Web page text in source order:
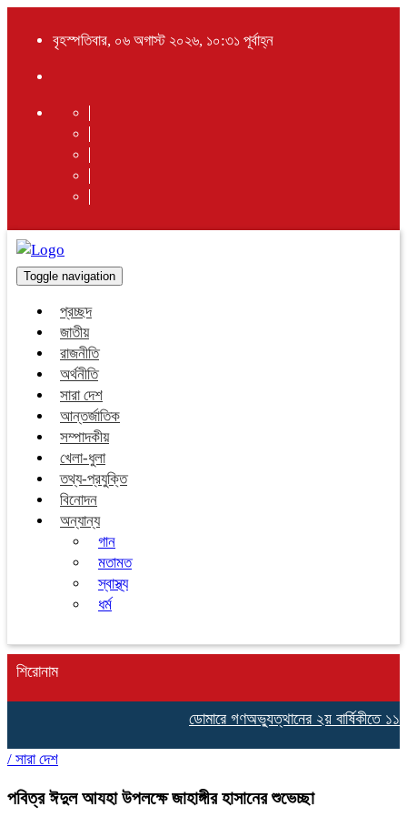
বৃহস্পতিবার, ০৬ অগাস্ট ২০২৬, ১০:৩১ পূর্বাহ্ন
Toggle navigation
প্রচ্ছদ
জাতীয়
রাজনীতি
অর্থনীতি
সারা দেশ
আন্তর্জাতিক
সম্পাদকীয়
খেলা-ধুলা
তথ্য-প্রযুক্তি
বিনোদন
অন্যান্য
গান
মতামত
স্বাস্থ্য
ধর্ম
শিরোনাম
ডোমারে গণঅভ্যুত্থানের ২য় বার্ষিকীতে
/ সারা দেশ
পবিত্র ঈদুল আযহা উপলক্ষে জাহাঙ্গীর হাসানের শুভেচ্ছা